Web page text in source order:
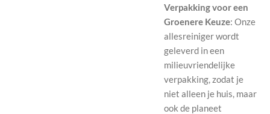
Verpakking voor een
Groenere Keuze: Onze
allesreiniger wordt
geleverd in een
milieuvriendelijke
verpakking, zodat je
niet alleen je huis, maar
ook de planeet